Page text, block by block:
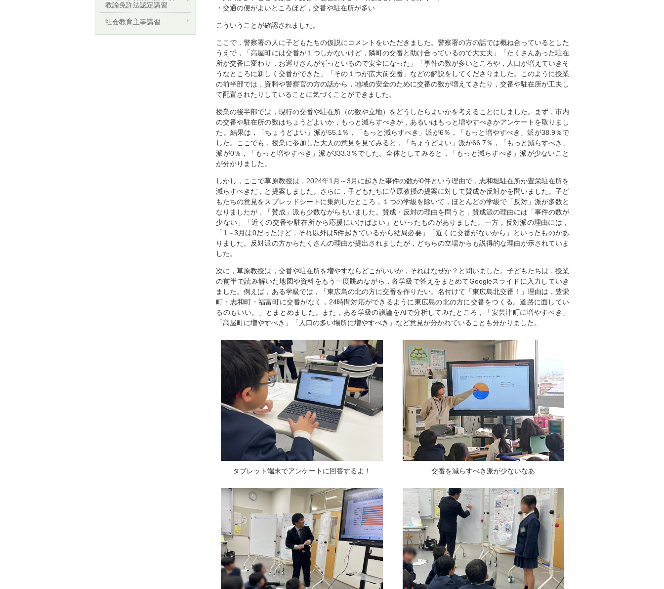
・交通の便がよいところほど，交番や駐在所が多い
こういうことが確認されました。
ここで，警察署の人に子どもたちの仮説にコメントをいただきました。警察署の方の話では概ね合っているとした
うえで，「高屋町には交番が１つしかないけど，隣町の交番と助け合っているので大丈夫」「たくさんあった駐在
所が交番に変わり，お巡りさんがずっといるので安全になった」「事件の数が多いところや，人口が増えていきそ
うなところに新しく交番ができた」「その１つが広大前交番」などの解説をしてくださりました。このように授業
の前半部では，資料や警察官の方の話から，地域の安全のために交番の数が増えてきたり，交番や駐在所が工夫し
て配置されたりしていることに気づくことができました。
授業の後半部では，現行の交番や駐在所（の数や立地）をどうしたらよいかを考えることにしました。まず，市内
の交番や駐在所の数はちょうどよいか，もっと減らすべきか，あるいはもっと増やすべきかアンケートを取りまし
た。結果は，「ちょうどよい」派が55.1％，「もっと減らすべき」派が6％，「もっと増やすべき」派が38.9％で
した。ここでも，授業に参加した大人の意見を見てみると，「ちょうどよい」派が66.7％，「もっと減らすべき」
派が0％，「もっと増やすべき」派が333.3％でした。全体としてみると，「もっと減らすべき」派が少ないこと
が分かりました。
しかし，ここで草原教授は，2024年1月～3月に起きた事件の数が0件という理由で，志和堀駐在所か豊栄駐在所を
減らすべきだ，と提案しました。さらに，子どもたちに草原教授の提案に対して賛成か反対かを問いました。子ど
もたちの意見をスプレッドシートに集約したところ，１つの学級を除いて，ほとんどの学級で「反対」派が多数と
なりましたが，「賛成」派も少数ながらもいました。賛成・反対の理由を問うと，賛成派の理由には「事件の数が
少ない」「近くの交番や駐在所から応援にいけばよい」といったものがありました。一方，反対派の理由には，
「1～3月は0だったけど，それ以外は5件起きているから結局必要」「近くに交番がないから」といったものがあ
りました。反対派の方からたくさんの理由が提出されましたが，どちらの立場からも説得的な理由が示されていま
した。
次に，草原教授は，交番や駐在所を増やすならどこがいいか，それはなぜか？と問いました。子どもたちは，授業
の前半で読み解いた地図や資料をもう一度眺めながら，各学級で答えをまとめてGoogleスライドに入力していき
ました。例えば，ある学級では，「東広島の北の方に交番を作りたい。名付けて「東広島北交番！」理由は，豊栄
町・志和町・福富町に交番がなく，24時間対応ができるように東広島の北の方に交番をつくる。道路に面してい
るのもいい。」とまとめました。また，ある学級の議論をAIで分析してみたところ，「安芸津町に増やすべき」
「高屋町に増やすべき」「人口の多い場所に増やすべき」など意見が分かれていることも分かりました。
タブレット端末でアンケートに回答するよ！ 交番を減らすべき派が少ないなあ
教諭免許法認定講習
社会教育主事講習